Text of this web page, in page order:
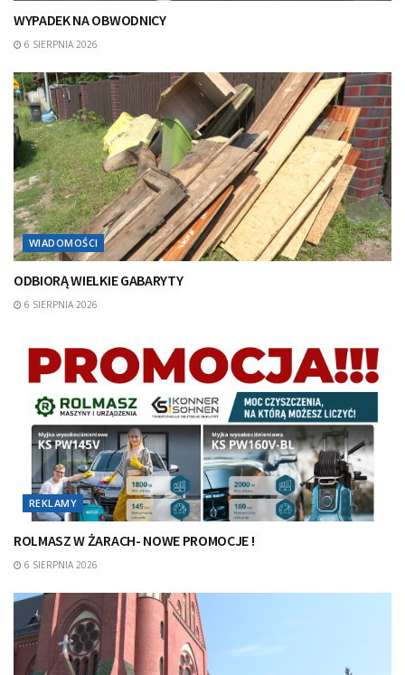
WYPADEK NA OBWODNICY
6 SIERPNIA 2026
WIADOMOŚCI
ODBIORĄ WIELKIE GABARYTY
6 SIERPNIA 2026
REKLAMY
ROLMASZ W ŻARACH- NOWE PROMOCJE !
6 SIERPNIA 2026